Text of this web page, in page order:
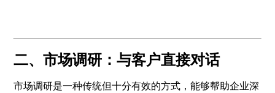
二、市场调研：与客户直接对话
市场调研是一种传统但十分有效的方式，能够帮助企业深